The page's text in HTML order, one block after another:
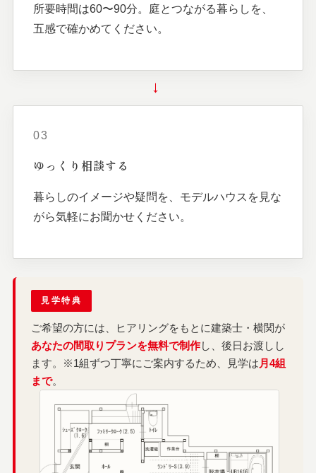
所要時間は60〜90分。庭とつながる暮らしを、
五感で確かめてください。
→
03
ゆっくり相談する
暮らしのイメージや疑問を、モデルハウスを見な
がら気軽にお聞かせください。
見学特典
ご希望の方には、ヒアリングをもとに建築士・横関が
あなたの間取りプランを無料で制作し、後日お渡しし
ます。※1組ずつ丁寧にご案内するため、見学は 月4組
まで。